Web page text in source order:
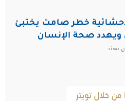
خطر صامت يختبئ
ويهدد صحة الإنسان
مهند
من خلال تويتر